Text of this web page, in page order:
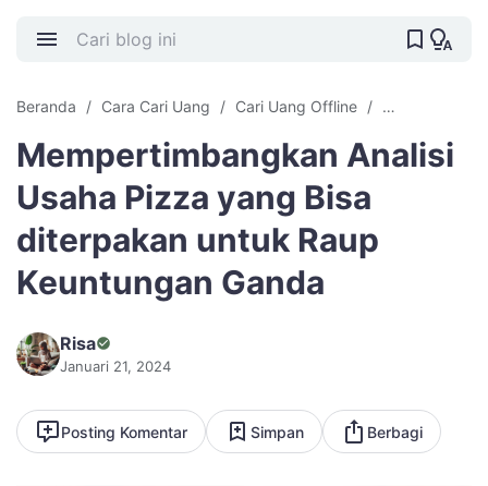
Beranda Cara Cari Uang Cari Uang Offline ide bisnis
Mempertimbangkan Analisi
Usaha Pizza yang Bisa
diterpakan untuk Raup
Keuntungan Ganda
Risa
Januari 21, 2024
Posting Komentar Simpan Berbagi